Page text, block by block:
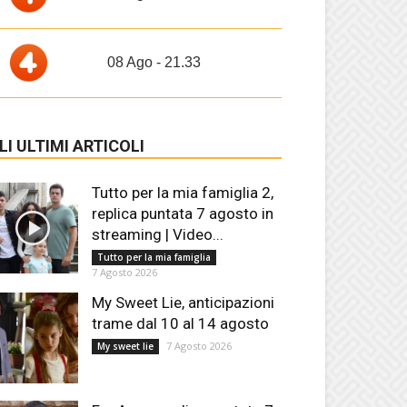
08 Ago - 21.33
ULTIMI ARTICOLI
Tutto per la mia famiglia 2,
replica puntata 7 agosto in
streaming | Video...
Tutto per la mia famiglia
7 Agosto 2026
My Sweet Lie, anticipazioni
trame dal 10 al 14 agosto
My sweet lie 7 Agosto 2026